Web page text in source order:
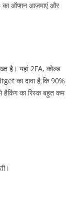
का ऑप्शन आजमाएं और
है। यहां 2FA, कोल्ड
का दावा है कि 90%
हैकिंग का रिस्क बहुत कम